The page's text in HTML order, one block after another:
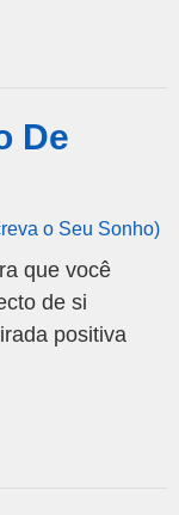
De
o Seu Sonho)
que você
de si
positiva